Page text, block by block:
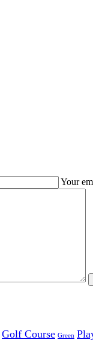
Your
Golf Course Green